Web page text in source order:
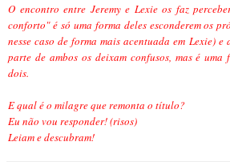
O encontro entre Jeremy e Lexie os faz
conforto" é só uma forma deles esconderem os
nesse caso de forma mais acentuada em Lexie)
parte de ambos os deixam confusos, mas é
dois.
E qual é o milagre que remonta o título?
Eu não vou responder! (risos)
Leiam e descubram!